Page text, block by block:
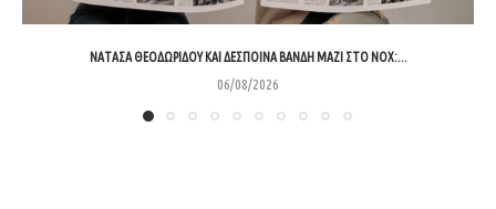
ΝΑΤΆΣΑ ΘΕΟΔΩΡΊΔΟΥ ΚΑΙ ΔΈΣΠΟΙΝΑ ΒΑΝΔΉ ΜΑΖΊ ΣΤΟ NOX:...
06/08/2026